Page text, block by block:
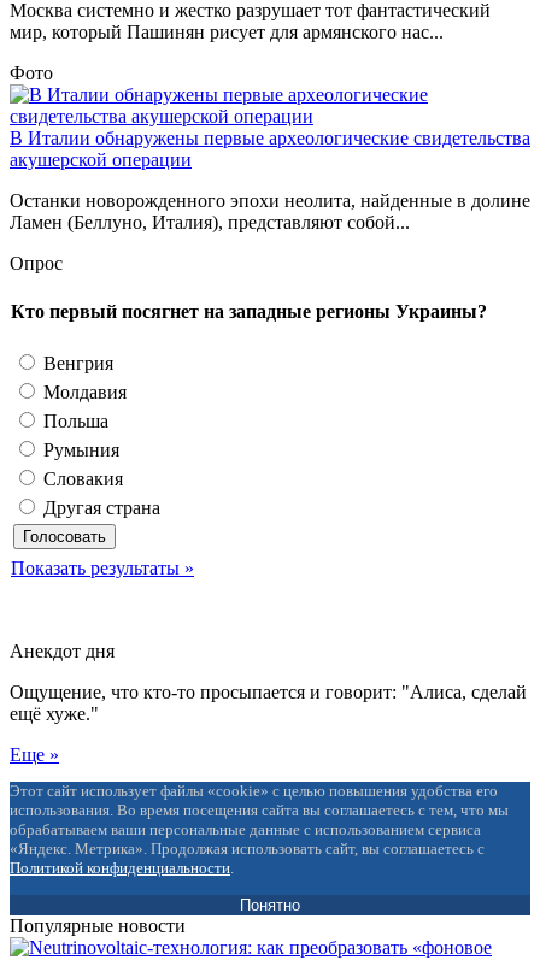
Москва системно и жестко разрушает тот фантастический
мир, который Пашинян рисует для армянского нас...
Фото
В Италии обнаружены первые археологические свидетельства
акушерской операции
Останки новорожденного эпохи неолита, найденные в долине
Ламен (Беллуно, Италия), представляют собой...
Опрос
Кто первый посягнет на западные регионы Украины?
Венгрия
Молдавия
Польша
Румыния
Словакия
Другая страна
Показать результаты »
Анекдот дня
Ощущение, что кто-то просыпается и говорит: "Алиса, сделай
ещё хуже."
Еще »
Этот сайт использует файлы «cookie» с целью повышения удобства его
использования. Во время посещения сайта вы соглашаетесь с тем, что мы
обрабатываем ваши персональные данные с использованием сервиса
«Яндекс. Метрика». Продолжая использовать сайт, вы соглашаетесь с
Политикой конфиденциальности.
Понятно
Популярные новости